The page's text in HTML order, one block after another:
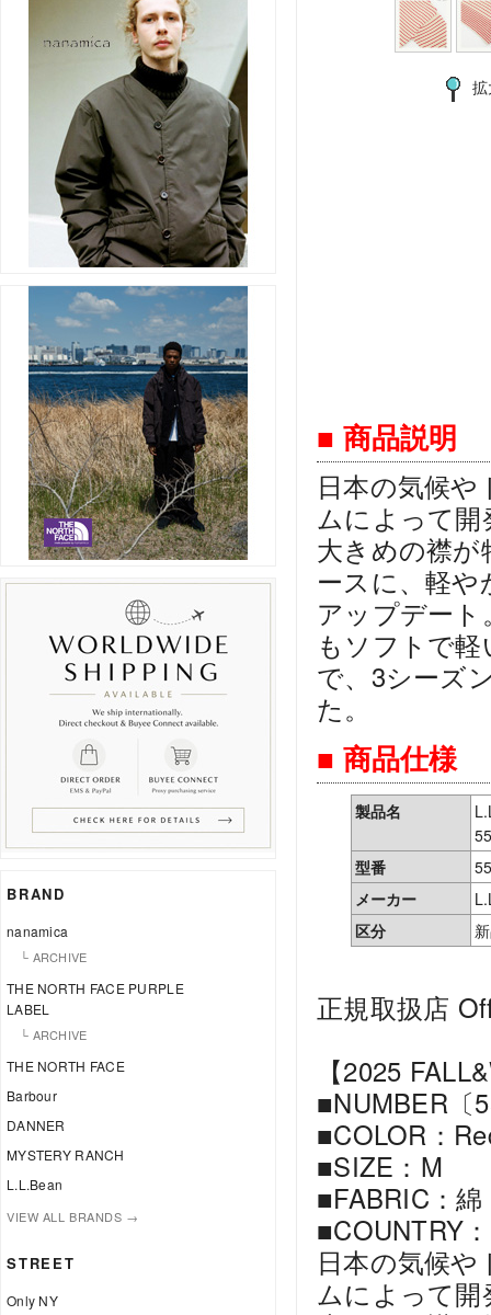
BRAND
nanamica
└ ARCHIVE
THE NORTH FACE PURPLE
LABEL
└ ARCHIVE
THE NORTH FACE
Barbour
DANNER
MYSTERY RANCH
L.L.Bean
VIEW ALL BRANDS →
STREET
Only NY
■ 商品説明
日本の気候
ムによって
大きめの襟
ースに、軽
アップデー
もソフトで
で、3シーズ
た。
■ 商品仕様
製品名
型番
メーカー
区分
正規取扱店
【2025
■NUMBER〔
■COLOR：
■SIZE：M
■FABRIC：
■COUNTRY
日本の気候
ムによって